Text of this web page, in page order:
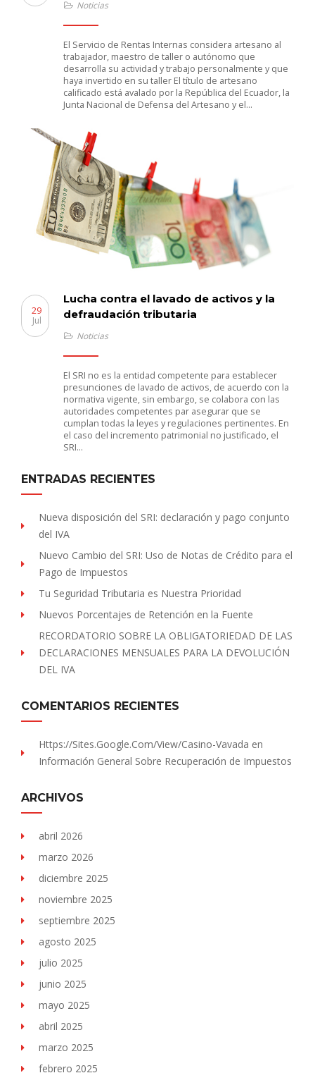
Noticias
El Servicio de Rentas Internas considera artesano al
trabajador, maestro de taller o autónomo que
desarrolla su actividad y trabajo personalmente y que
haya invertido en su taller El título de artesano
calificado está avalado por la República del Ecuador, la
Junta Nacional de Defensa del Artesano y el…
Lucha contra el lavado de activos y la
defraudación tributaria
29
Jul
Noticias
El SRI no es la entidad competente para establecer
presunciones de lavado de activos, de acuerdo con la
normativa vigente, sin embargo, se colabora con las
autoridades competentes par asegurar que se
cumplan todas la leyes y regulaciones pertinentes. En
el caso del incremento patrimonial no justificado, el
SRI…
ENTRADAS RECIENTES
Nueva disposición del SRI: declaración y pago conjunto
del IVA
Nuevo Cambio del SRI: Uso de Notas de Crédito para el
Pago de Impuestos
Tu Seguridad Tributaria es Nuestra Prioridad
Nuevos Porcentajes de Retención en la Fuente
RECORDATORIO SOBRE LA OBLIGATORIEDAD DE LAS
DECLARACIONES MENSUALES PARA LA DEVOLUCIÓN
DEL IVA
COMENTARIOS RECIENTES
Https://sites.Google.com/view/Casino-Vavada en
Información General Sobre Recuperación de Impuestos
ARCHIVOS
abril 2026
marzo 2026
diciembre 2025
noviembre 2025
septiembre 2025
agosto 2025
julio 2025
junio 2025
mayo 2025
abril 2025
marzo 2025
febrero 2025